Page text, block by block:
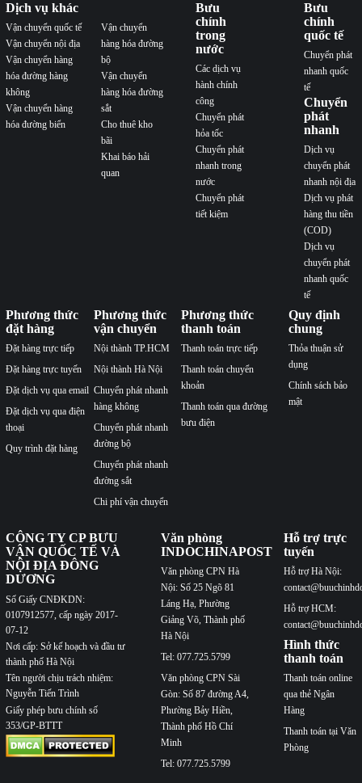
Dịch vụ khác
Vận chuyển quốc tế
Vận chuyển nội địa
Vận chuyển hàng
hóa đường hàng
không
Vận chuyển hàng
hóa đường biển
Vận chuyển
hàng hóa đường
bộ
Vận chuyển
hàng hóa đường
sắt
Cho thuê kho
bãi
Khai báo hải
quan
Bưu
chính
trong
nước
Các dịch vụ
hành chính
công
Chuyển phát
hỏa tốc
Chuyển phát
nhanh trong
nước
Chuyển phát
tiết kiệm
Bưu
chính
quốc tế
Chuyển phát
nhanh quốc
tế
Chuyển
phát
nhanh
Dịch vụ
chuyển phát
nhanh nội địa
Dịch vụ phát
hàng thu tiền
(COD)
Dịch vụ
chuyển phát
nhanh quốc
tế
Phương thức
đặt hàng
Đặt hàng trực tiếp
Đặt hàng trực tuyến
Đặt dịch vụ qua email
Đặt dịch vụ qua điện
thoại
Quy trình đặt hàng
Phương thức
vận chuyển
Nội thành TP.HCM
Nội thành Hà Nội
Chuyển phát nhanh
hàng không
Chuyển phát nhanh
đường bộ
Chuyển phát nhanh
đường sắt
Chi phí vận chuyển
Phương thức
thanh toán
Thanh toán trực tiếp
Thanh toán chuyển
khoản
Thanh toán qua đường
bưu điện
Quy định
chung
Thỏa thuận sử
dụng
Chính sách bảo
mật
CÔNG TY CP BƯU
VẬN QUỐC TẾ VÀ
NỘI ĐỊA ĐÔNG
DƯƠNG
Số Giấy CNĐKDN:
0107912577, cấp ngày 2017-
07-12
Nơi cấp: Sở kế hoạch và đầu tư
thành phố Hà Nội
Tên người chịu trách nhiệm:
Nguyễn Tiến Trình
Giấy phép bưu chính số
353/GP-BTTT
Văn phòng
INDOCHINAPOST
Văn phòng CPN Hà
Nội: Số 25 Ngõ 81
Láng Hạ, Phường
Giảng Võ, Thành phố
Hà Nội
Tel: 077.725.5799
Văn phòng CPN Sài
Gòn: Số 87 đường A4,
Phường Bảy Hiền,
Thành phố Hồ Chí
Minh
Tel: 077.725.5799
Hỗ trợ trực
tuyến
Hỗ trợ Hà Nội:
Hỗ trợ HCM:
Hình thức
thanh toán
Thanh toán online
qua thẻ Ngân
Hàng
Thanh toán tại Văn
Phòng